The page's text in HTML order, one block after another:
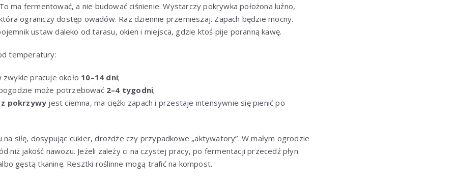
ma fermentować, a nie budować ciśnienie. Wystarczy pokrywka położona luźno,
ograniczy dostęp owadów. Raz dziennie przemieszaj. Zapach będzie mocny.
ustaw daleko od tarasu, okien i miejsca, gdzie ktoś pije poranną kawę.
temperatury:
zwykle pracuje około 10–14 dni;
może potrzebować 2–4 tygodni;
pokrzywy jest ciemna, ma ciężki zapach i przestaje intensywnie się pienić po
siłę, dosypując cukier, drożdże czy przypadkowe „aktywatory”. W małym ogrodzie
niż jakość nawozu. Jeżeli zależy ci na czystej pracy, po fermentacji przecedź płyn
gęstą tkaninę. Resztki roślinne mogą trafić na kompost.